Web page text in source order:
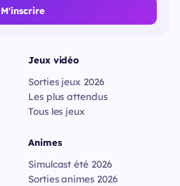
M'inscrire
Jeux vidéo
Sorties jeux 2026
Les plus attendus
Tous les jeux
Animes
Simulcast été 2026
Sorties animes 2026